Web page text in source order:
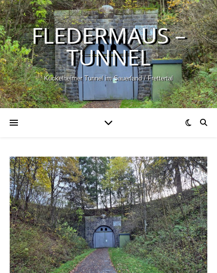
FLEDERMAUS –
TUNNEL
Kückelheimer Tunnel im Sauerland / Frettertal